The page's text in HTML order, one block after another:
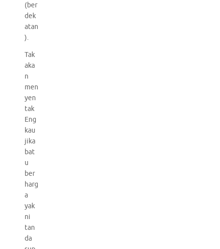
(ber
dek
atan
).
Tak
aka
n
men
yen
tak
Eng
kau
jika
bat
u
ber
harg
a
yak
ni
tan
da